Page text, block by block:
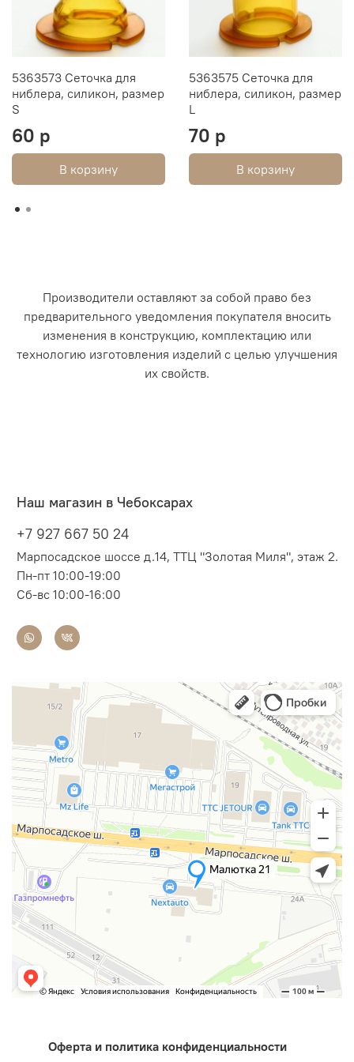
ладошек.
Оригинальный дизайн повысит интерес крохи к
процессу кормления.
Изделие выполнено в двух основных цветах. Ручка
оформлена узором в виде звёздочек. Рисунки на
ободке крышки понравятся малышу, а надпись вызовет
Качество и безопасность для здоровья подтверждены
сертификатом соответствия ЕАС. Товар рекомендован
для деток от 5 месяцев.
5363573 Сеточка для
ниблера, силикон, размер
S
60 р
В корзину
5363575 Сеточка для
ниблера, силикон, размер
L
70 р
В корзину
Производители оставляют за собой право без
предварительного уведомления покупателя вносить
изменения в конструкцию, комплектацию или
технологию изготовления изделий с целью улучшения
их свойств.
Наш магазин в Чебоксарах
+7 927 667 50 24
Марпосадское шоссе д.14, ТТЦ "Золотая Миля", этаж 2.
Пн-пт 10:00-19:00
Сб-вс 10:00-16:00
Оферта и политика конфиденциальности